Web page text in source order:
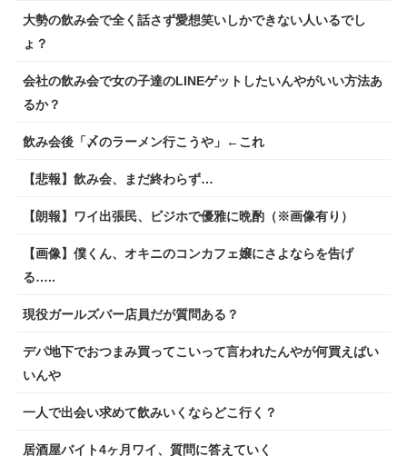
大勢の飲み会で全く話さず愛想笑いしかできない人いるでし
ょ？
会社の飲み会で女の子達のLINEゲットしたいんやがいい方法あ
るか？
飲み会後「〆のラーメン行こうや」←これ
【悲報】飲み会、まだ終わらず…
【朗報】ワイ出張民、ビジホで優雅に晩酌（※画像有り）
【画像】僕くん、オキニのコンカフェ嬢にさよならを告げ
る…..
現役ガールズバー店員だが質問ある？
デパ地下でおつまみ買ってこいって言われたんやが何買えばい
いんや
一人で出会い求めて飲みいくならどこ行く？
居酒屋バイト4ヶ月ワイ、質問に答えていく